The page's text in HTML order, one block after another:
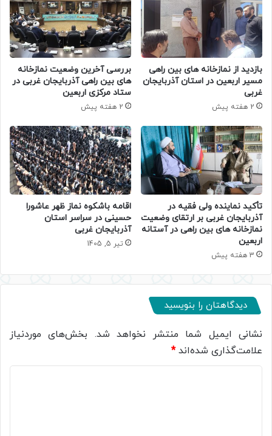
بازدید از نمازخانه های بین راهی
مسیر اربعین در استان آذربایجان
غربی
2 هفته پیش
بررسی آخرین وضعیت نمازخانه‌
های بین‌ راهی آذربایجان‌ غربی در
ستاد مرکزی اربعین
2 هفته پیش
تأکید نماینده ولی‌ فقیه در
آذربایجان غربی بر ارتقای وضعیت
نمازخانه‌ های بین‌ راهی در آستانه
اربعین
3 هفته پیش
اقامه باشکوه نماز ظهر عاشورا
حسینی در سراسر استان
آذربایجان غربی
تیر 5, 1405
دیدگاهتان را بنویسید
نشانی ایمیل شما منتشر نخواهد شد. بخش‌های موردنیاز
علامت‌گذاری شده‌اند*